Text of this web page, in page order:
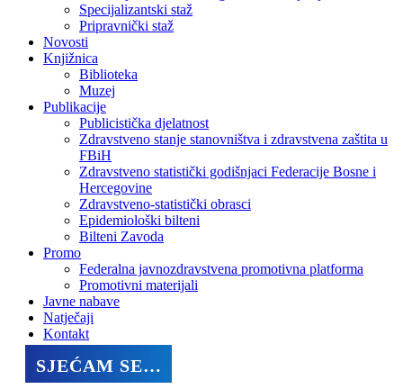
Specijalizantski staž
Pripravnički staž
Novosti
Knjižnica
Biblioteka
Muzej
Publikacije
Publicistička djelatnost
Zdravstveno stanje stanovništva i zdravstvena zaštita u
FBiH
Zdravstveno statistički godišnjaci Federacije Bosne i
Hercegovine
Zdravstveno-statistički obrasci
Epidemiološki bilteni
Bilteni Zavoda
Promo
Federalna javnozdravstvena promotivna platforma
Promotivni materijali
Javne nabave
Natječaji
Kontakt
SJEĆAM SE…